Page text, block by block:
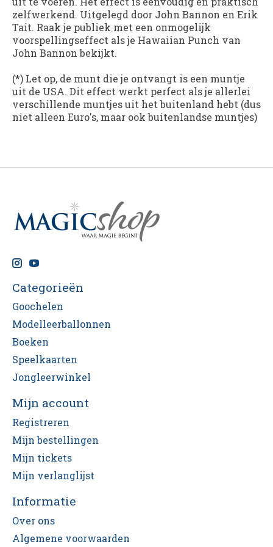
zelfwerkend. Uitgelegd door John Bannon en Erik
Tait. Raak je publiek met een onmogelijk
voorspellingseffect als je Hawaiian Punch van
John Bannon bekijkt.
(*) Let op, de munt die je ontvangt is een muntje
uit de USA. Dit effect werkt perfect als je allerlei
verschillende muntjes uit het buitenland hebt (dus
niet alleen Euro's, maar ook buitenlandse muntjes)
Categorieën
Goochelen
Modelleerballonnen
Boeken
Speelkaarten
Jongleerwinkel
Mijn account
Registreren
Mijn bestellingen
Mijn tickets
Mijn verlanglijst
Informatie
Over ons
Algemene voorwaarden